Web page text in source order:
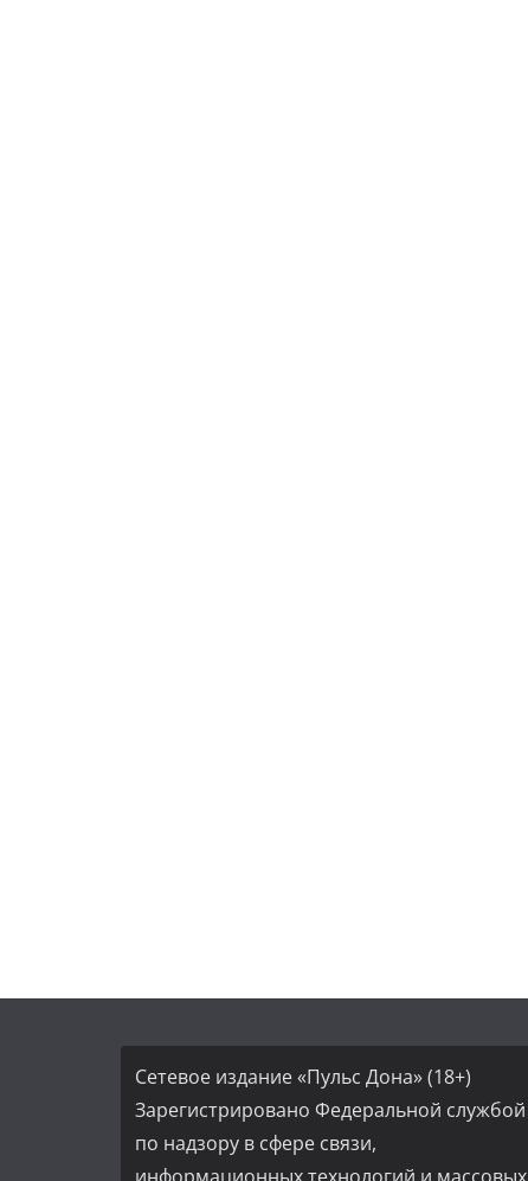
Сетевое издание «Пульс Дона» (18+)
Зарегистрировано Федеральной службой
по надзору в сфере связи,